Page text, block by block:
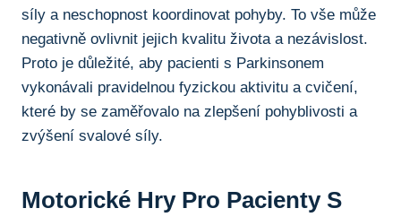
síly⁣ a neschopnost koordinovat pohyby. To vše může
negativně ovlivnit jejich kvalitu života a nezávislost.
Proto je důležité, ​aby pacienti s Parkinsonem
vykonávali pravidelnou ‌fyzickou aktivitu a ⁢cvičení,
které by se zaměřovalo na zlepšení pohyblivosti a
zvýšení svalové síly.
Motorické Hry Pro Pacienty S